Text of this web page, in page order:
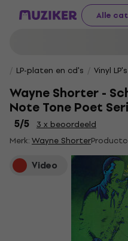
Alle
LP-platen en cd's Vinyl LP's
Wayne Shorter -
Note Tone Poet
5/5
3 x beoordeeld
Merk:Wayne Shorter
Video